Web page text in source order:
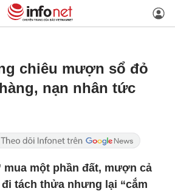
chiêu mượn sổ đỏ
nạn nhân tức
mua một phần đất, mượn cả
tách thửa nhưng lại “cắm